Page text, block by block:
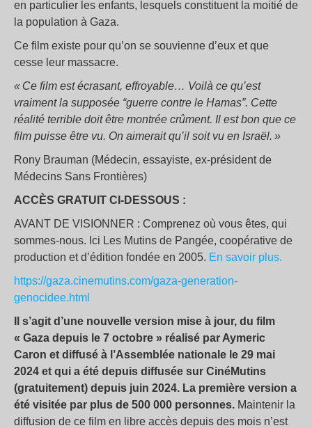
en particulier les enfants, lesquels constituent la moitié de
la population à Gaza.
Ce film existe pour qu’on se souvienne d’eux et que
cesse leur massacre.
« Ce film est écrasant, effroyable… Voilà ce qu’est
vraiment la supposée “guerre contre le Hamas”. Cette
réalité terrible doit être montrée crûment. Il est bon que ce
film puisse être vu. On aimerait qu’il soit vu en Israël. »
Rony Brauman (Médecin, essayiste, ex-président de
Médecins Sans Frontières)
ACCÈS GRATUIT CI-DESSOUS :
AVANT DE VISIONNER : Comprenez où vous êtes, qui
sommes-nous. Ici Les Mutins de Pangée, coopérative de
production et d’édition fondée en 2005. En savoir plus.
https://gaza.cinemutins.com/gaza-generation-
genocidee.html
Il s’agit d’une nouvelle version mise à jour, du film
« Gaza depuis le 7 octobre » réalisé par Aymeric
Caron et diffusé à l’Assemblée nationale le 29 mai
2024 et qui a été depuis diffusée sur CinéMutins
(gratuitement) depuis juin 2024. La première version a
été visitée par plus de 500 000 personnes. Maintenir la
diffusion de ce film en libre accès depuis des mois n’est